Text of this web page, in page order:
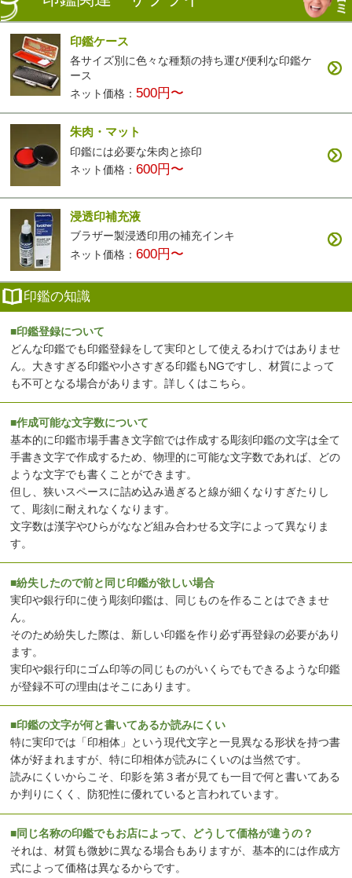
印鑑ケース
各サイズ別に色々な種類の持ち運び便利な印鑑ケ
ース
ネット価格： 500円〜
朱肉・マット
印鑑には必要な朱肉と捺印
ネット価格：600円〜
浸透印補充液
ブラザー製浸透印用の補充インキ
ネット価格：600円〜
印鑑の知識
■印鑑登録について
どんな印鑑でも印鑑登録をして実印として使えるわけではありませ
ん。大きすぎる印鑑や小さすぎる印鑑もNGですし、材質によって
も不可となる場合があります。詳しくはこちら 。
■作成可能な文字数について
基本的に印鑑市場手書き文字館では作成する彫刻印鑑の文字は全て
手書き文字で作成するため、物理的に可能な文字数であれば、どの
ような文字でも書くことができます。
但し、狭いスペースに詰め込み過ぎると線が細くなりすぎたりし
て、彫刻に耐えれなくなります。
文字数は漢字やひらがななど組み合わせる文字によって異なりま
す。
■紛失したので前と同じ印鑑が欲しい場合
実印や銀行印に使う彫刻印鑑は、同じものを作ることはできませ
ん。
そのため紛失した際は、新しい印鑑を作り必ず再登録の必要があり
ます。
実印や銀行印にゴム印等の同じものがいくらでもできるような印鑑
が登録不可の理由はそこにあります。
■印鑑の文字が何と書いてあるか読みにくい
特に実印では「印相体」という現代文字と一見異なる形状を持つ書
体が好まれますが、特に印相体が読みにくいのは当然です。
読みにくいからこそ、印影を第３者が見ても一目で何と書いてある
か判りにくく、防犯性に優れていると言われています。
■同じ名称の印鑑でもお店によって、どうして価格が違うの？
それは、材質も微妙に異なる場合もありますが、基本的には作成方
式によって価格は異なるからです。